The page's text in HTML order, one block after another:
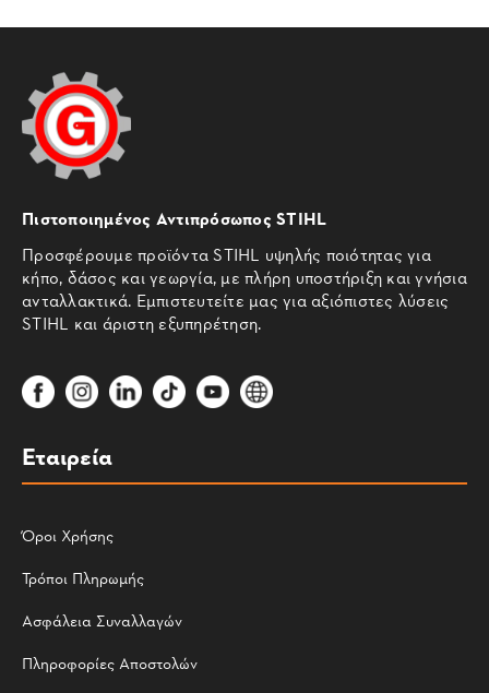
Πιστοποιημένος Αντιπρόσωπος STIHL
Προσφέρουμε προϊόντα STIHL υψηλής ποιότητας για
κήπο, δάσος και γεωργία, με πλήρη υποστήριξη και γνήσια
ανταλλακτικά. Εμπιστευτείτε μας για αξιόπιστες λύσεις
STIHL και άριστη εξυπηρέτηση.
Εταιρεία
Όροι Χρήσης
Τρόποι Πληρωμής
Ασφάλεια Συναλλαγών
Πληροφορίες Αποστολών